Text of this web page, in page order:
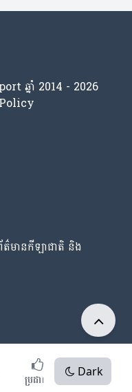
ប្រដាល់ ផ្សេងៗ
Dark
ឆ្នាំ 2014 - 2026
មានកីឡាជាតិ និង